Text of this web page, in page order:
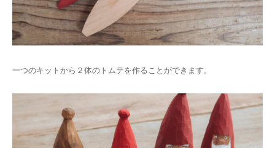
一つのキットから２体のトムテを作ることができます。